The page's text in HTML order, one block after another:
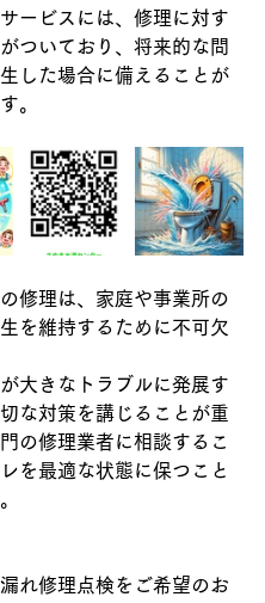
ービスには、修理に対す
ついており、将来的な問
した場合に備えることが
。
の修理は、家庭や事業所の
を維持するために不可欠
大きなトラブルに発展す
な対策を講じることが重
の修理業者に相談するこ
を最適な状態に保つこと
漏れ修理点検をご希望のお